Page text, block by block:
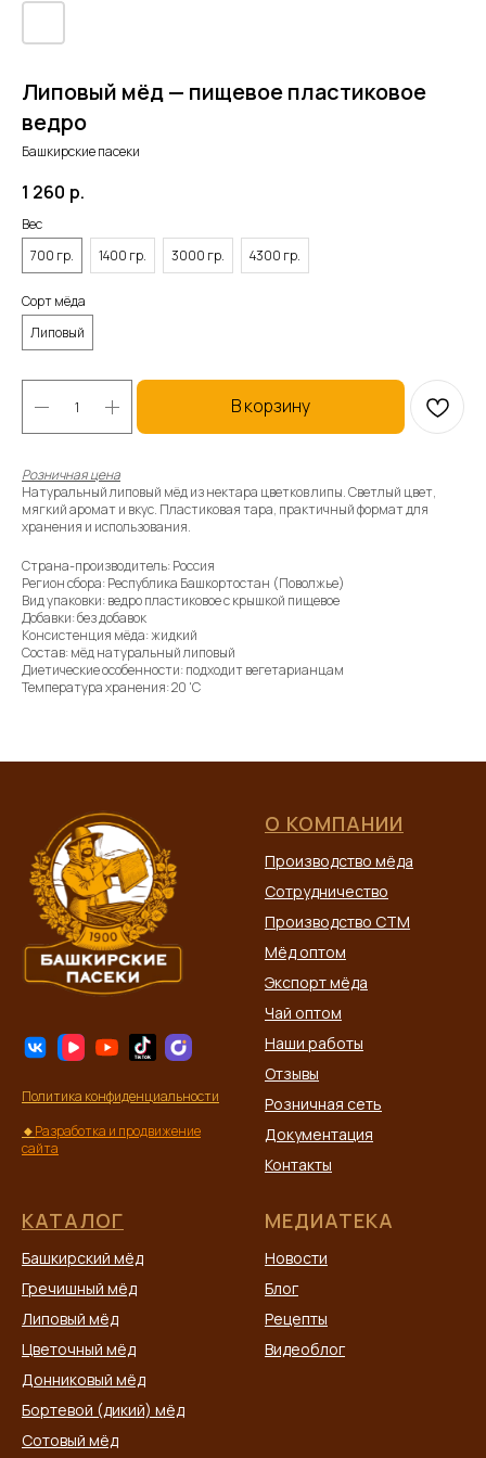
Липовый мёд — пищевое пластиковое
ведро
Башкирские пасеки
1 260 р.
Вес
700 гр.
1400 гр. 3000 гр. 4300 гр.
Сорт мёда
Липовый
В корзину
Розничная цена
Натуральный липовый мёд из нектара цветков липы. Светлый цвет,
мягкий аромат и вкус. Пластиковая тара, практичный формат для
хранения и использования.
Страна-производитель: Россия
Регион сбора: Республика Башкортостан (Поволжье)
Вид упаковки: ведро пластиковое с крышкой пищевое
Добавки: без добавок
Консистенция мёда: жидкий
Состав: мёд натуральный липовый
Диетические особенности: подходит вегетарианцам
Температура хранения: 20 'C
Политика конфиденциальности
🔸Разработка и продвижение
сайта
О КОМПАНИИ
Производство мёда
Сотрудничество
Производство СТМ
Мёд оптом
Экспорт мёда
Чай оптом
Наши работы
Отзывы
Розничная сеть
Документация
Контакты
КАТАЛОГ
Башкирский мёд
Гречишный мёд
Липовый мёд
Цветочный мёд
Донниковый мёд
Бортевой (дикий) мёд
Сотовый мёд
МЕДИАТЕКА
Новости
Блог
Рецепты
Видеоблог